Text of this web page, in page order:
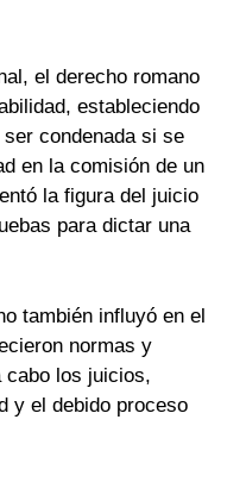
el derecho romano
estableciendo
condenada si se
en la comisión de un
la figura del juicio
para dictar una
también influyó en el
normas y
cabo los juicios,
y el debido proceso